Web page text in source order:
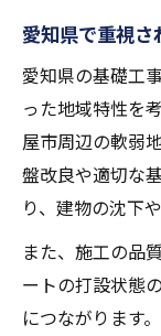
愛知
基礎
費用重視
基礎
木造
愛知
費用
基礎
愛知県で重視
愛知県の基礎工
った地域特性を
屋市周辺の軟弱
盤改良や適切な
り、建物の沈下
また、施工の品
ートの打設状態
につながります